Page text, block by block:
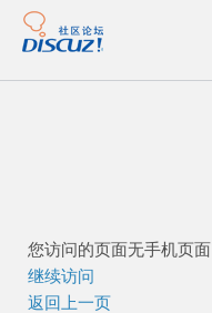
您访问的页面无手机页
继续访问
返回上一页